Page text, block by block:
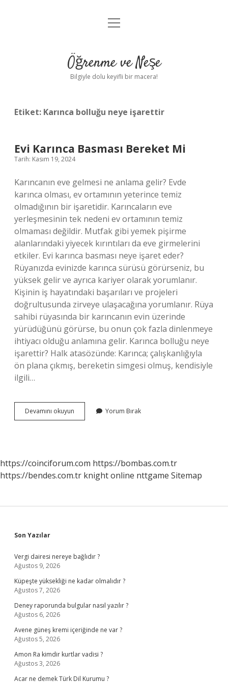
Anasayfa
Yasal Uyarı
menüyü
Öğrenme ve Neşe
Bilgiyle dolu keyifli bir macera!
Etiket: Karınca bolluğu neye işarettir
Evi Karınca Basması Bereket Mi
Tarih: Kasım 19, 2024
Karıncanın eve gelmesi ne anlama gelir? Evde
karınca olması, ev ortamının yeterince temiz
olmadığının bir işaretidir. Karıncaların eve
yerleşmesinin tek nedeni ev ortamının temiz
olmaması değildir. Mutfak gibi yemek pişirme
alanlarındaki yiyecek kırıntıları da eve girmelerini
etkiler. Evi karınca basması neye işaret eder?
Rüyanızda evinizde karınca sürüsü görürseniz, bu
yüksek gelir ve ayrıca kariyer olarak yorumlanır.
Kişinin iş hayatındaki başarıları ve projeleri
doğrultusunda zirveye ulaşacağına yorumlanır. Rüya
sahibi rüyasında bir karıncanın evin üzerinde
yürüdüğünü görürse, bu onun çok fazla dinlenmeye
ihtiyacı olduğu anlamına gelir. Karınca bolluğu neye
işarettir? Halk atasözünde: Karınca; çalışkanlığıyla
ön plana çıkmış, bereketin simgesi olmuş, kendisiyle
ilgili…
Devamını okuyun
Karınca
Yorum Bırak
https://coinciforum.com https://bombas.com.tr
https://bendes.com.tr knight online nttgame Sitemap
Sidebar
Son Yazılar
Vergi dairesi nereye bağlıdır ?
Ağustos 9, 2026
Küpeşte yüksekliği ne kadar olmalıdır ?
Ağustos 7, 2026
Deney raporunda bulgular nasıl yazılır ?
Ağustos 6, 2026
Avene güneş kremi içeriğinde ne var ?
Ağustos 5, 2026
Amon Ra kimdir kurtlar vadisi ?
Ağustos 3, 2026
Acar ne demek Türk Dil Kurumu ?